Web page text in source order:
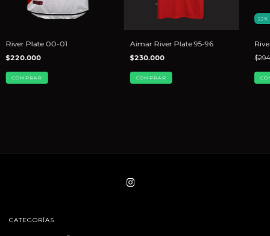
River Plate 00-01
$220.000
COMPRAR
Aimar River Plate 95-96
$230.000
COMPRAR
22%
CATEGORÍAS